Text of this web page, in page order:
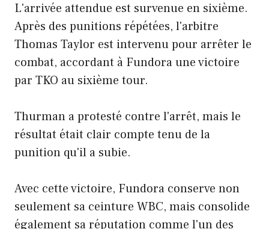
L'arrivée attendue est survenue en sixième.
Après des punitions répétées, l'arbitre
Thomas Taylor est intervenu pour arrêter le
combat, accordant à Fundora une victoire
par TKO au sixième tour.
Thurman a protesté contre l'arrêt, mais le
résultat était clair compte tenu de la
punition qu'il a subie.
Avec cette victoire, Fundora conserve non
seulement sa ceinture WBC, mais consolide
également sa réputation comme l'un des